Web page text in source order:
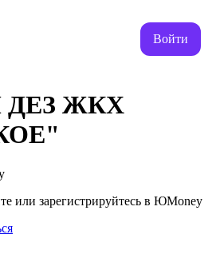
Войти
ЖКХ
или зарегистрируйтесь в ЮMoney